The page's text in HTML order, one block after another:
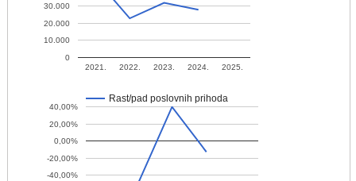
2021. 2022. 2023. 2024. 2025.
0
10.000
20.000
30.000
Rast/pad poslovnih prihoda
-40,00%
-20,00%
0,00%
20,00%
40,00%